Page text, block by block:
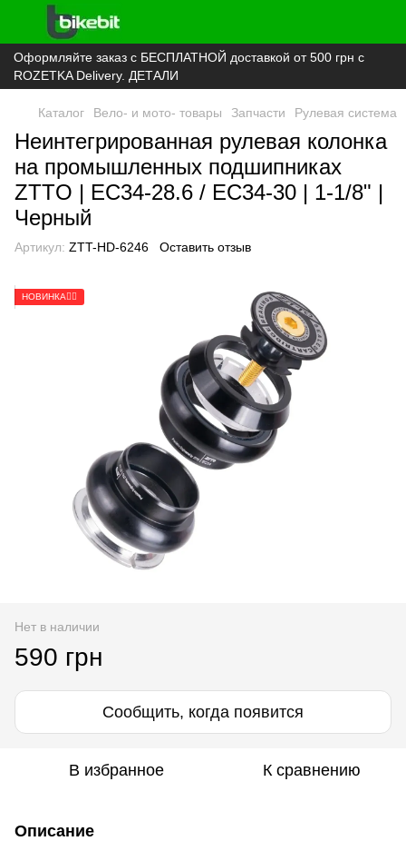
Оформляйте заказ с БЕСПЛАТНОЙ доставкой от 500 грн с
ROZETKA Delivery. ДЕТАЛИ
Каталог Вело- и мото- товары Запчасти Рулевая система
Неинтегрированная рулевая колонка
на промышленных подшипниках
ZTTO | EC34-28.6 / EC34-30 | 1-1/8" |
Черный
Артикул: ZTT-HD-6246 Оставить отзыв
НОВИНКА🚴‍♂️
Нет в наличии
590 грн
Сообщить, когда появится
В избранное К сравнению
Описание